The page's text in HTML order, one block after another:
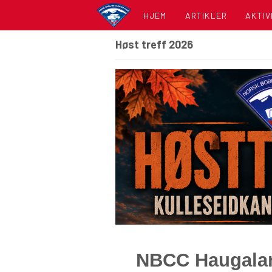
HJEM ARTIKLER
LISTE
Høst treff 2026
NBCC